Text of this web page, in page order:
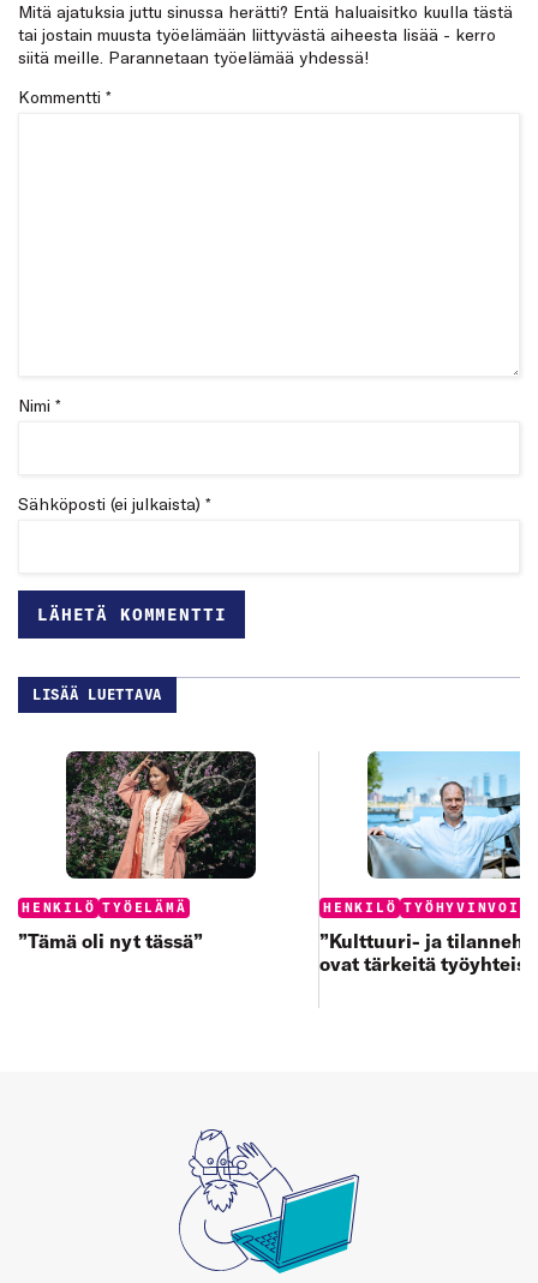
Mitä ajatuksia juttu sinussa herätti? Entä haluaisitko kuulla tästä
tai jostain muusta työelämään liittyvästä aiheesta lisää - kerro
siitä meille. Parannetaan työelämää yhdessä!
Kommentti *
Nimi *
Sähköposti (ei julkaista) *
LISÄÄ LUETTAVA
Categories:
HENKILÖ TYÖELÄMÄ
”Tämä oli nyt tässä”
Categories:
HENKILÖ
”Kulttuuri- ja
ovat tärkeitä